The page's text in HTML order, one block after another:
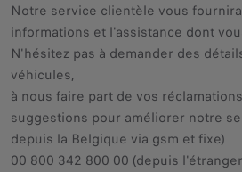
Notre service clientèle vous
informations et l'assistance dont
N'hésitez pas à demander des
véhicules,
à nous faire part de vos
suggestions pour améliorer notre
depuis la Belgique via gsm et fixe)
00 800 342 800 00 (depuis